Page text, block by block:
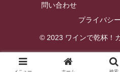
問い合わせ
プライバシ
© 2023 ワインで乾杯！